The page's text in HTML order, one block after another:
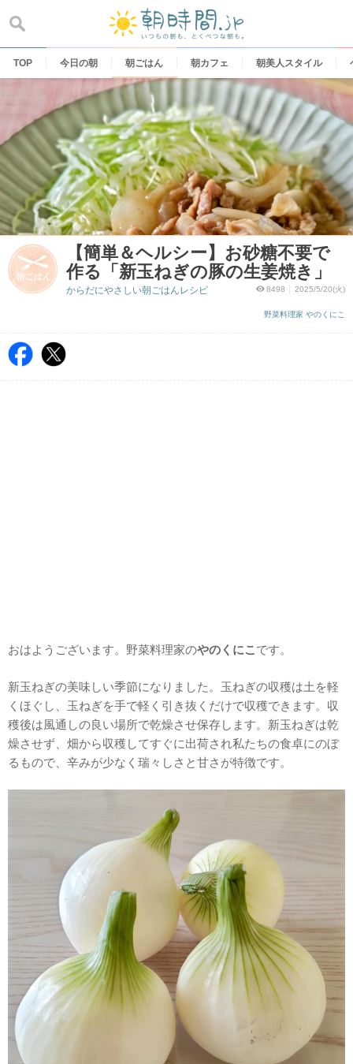
content
TOP 今日の朝 朝ごはん 朝カフェ 朝美人スタイル
【簡単＆ヘルシー】お砂糖不要で
作る「新玉ねぎの豚の生姜焼き」
8498 2025/5/20(火)
野菜料理家 やのくにこ
からだにやさしい朝ごはんレシピ
おはようございます。野菜料理家のやのくにこ です。
新玉ねぎの美味しい季節になりました。玉ねぎの収穫は土を軽
くほぐし、玉ねぎを手で軽く引き抜くだけで収穫できます。収
穫後は風通しの良い場所で乾燥させ保存します。新玉ねぎは乾
燥させず、畑から収穫してすぐに出荷され私たちの食卓にのぼ
るもので、辛みが少なく瑞々しさと甘さが特徴です。